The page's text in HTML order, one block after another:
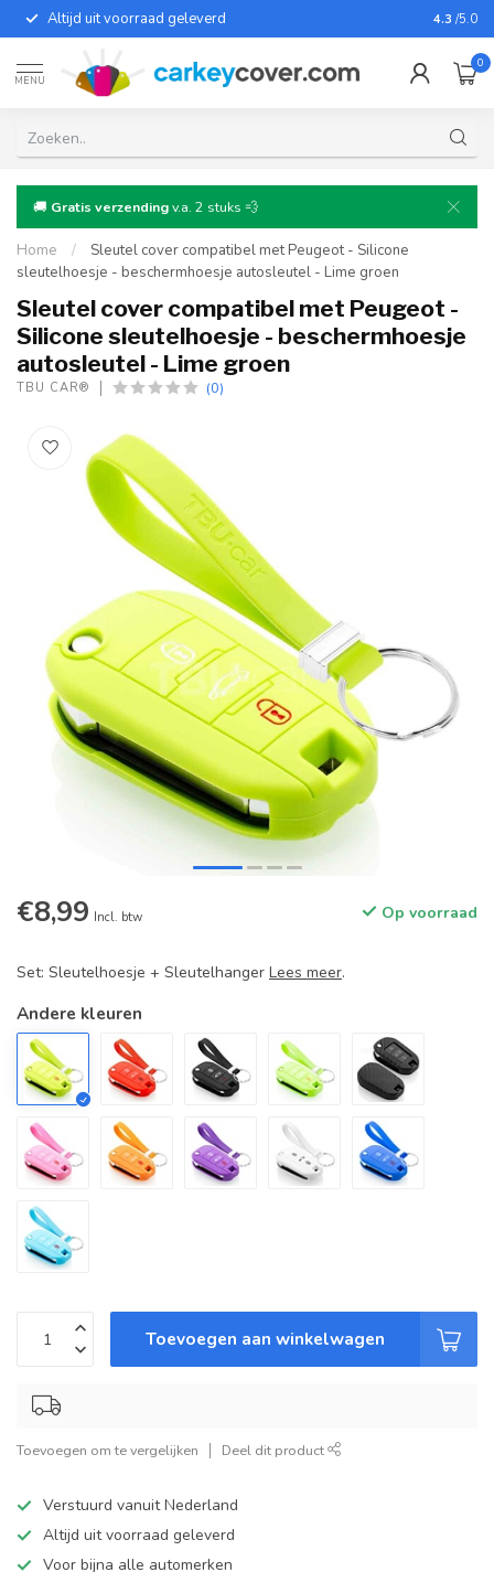
Altijd uit voorraad geleverd Voor
4.3 /5.0
MENU
0
🚚 Gratis verzendingv.a. 2 stuks 💨
Home /
Sleutel cover compatibel met Peugeot - Silicone
sleutelhoesje - beschermhoesje autosleutel - Lime groen
Sleutel cover compatibel met Peugeot -
Silicone sleutelhoesje - beschermhoesje
autosleutel - Lime groen
TBU CAR® (0)
€8,99 Incl. btw Op voorraad
Set: Sleutelhoesje + Sleutelhanger Lees meer.
Andere kleuren
Toevoegen aan winkelwagen
Toevoegen om te vergelijken Deel dit product
Verstuurd vanuit Nederland
Altijd uit voorraad geleverd
Voor bijna alle automerken